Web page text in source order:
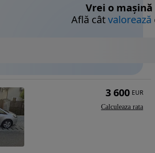
Vrei o mașină
Află câtvalorează
3 600 EUR
Calculeaza rata